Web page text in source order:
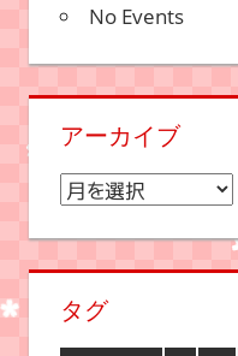
No Events
アーカイブ
ア
イ
ブ
タグ